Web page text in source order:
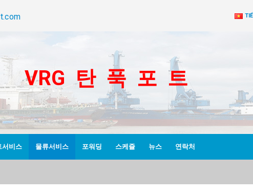
VRG 탄 푹 포 트
서비스 물류서비스 포워딩 스케쥴 뉴스 연락처